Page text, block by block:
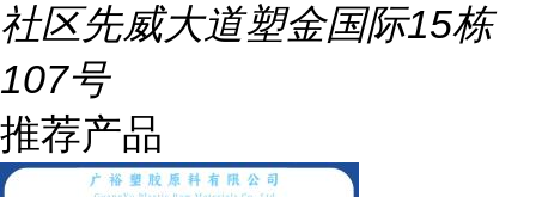
社区先威大道塑金国际15栋
107号
推荐产品